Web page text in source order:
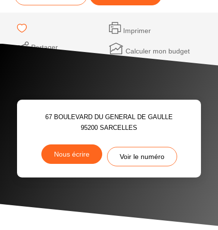
Imprimer
Partager Calculer mon budget
67 BOULEVARD DU GENERAL DE GAULLE
95200 SARCELLES
Nous écrire Voir le numéro